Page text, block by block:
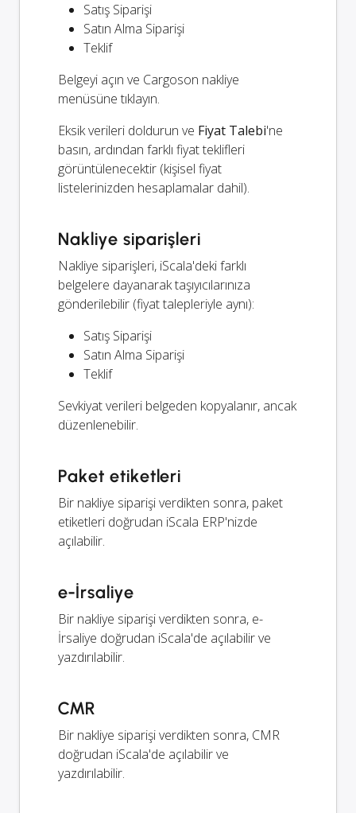
Satış Siparişi
Satın Alma Siparişi
Teklif
Belgeyi açın ve Cargoson nakliye
menüsüne tıklayın.
Eksik verileri doldurun ve Fiyat Talebi'ne
basın, ardından farklı fiyat teklifleri
görüntülenecektir (kişisel fiyat
listelerinizden hesaplamalar dahil).
Nakliye siparişleri
Nakliye siparişleri, iScala'deki farklı
belgelere dayanarak taşıyıcılarınıza
gönderilebilir (fiyat talepleriyle aynı):
Satış Siparişi
Satın Alma Siparişi
Teklif
Sevkiyat verileri belgeden kopyalanır, ancak
düzenlenebilir.
Paket etiketleri
Bir nakliye siparişi verdikten sonra, paket
etiketleri doğrudan iScala ERP'nizde
açılabilir.
e-İrsaliye
Bir nakliye siparişi verdikten sonra, e-
İrsaliye doğrudan iScala'de açılabilir ve
yazdırılabilir.
CMR
Bir nakliye siparişi verdikten sonra, CMR
doğrudan iScala'de açılabilir ve
yazdırılabilir.